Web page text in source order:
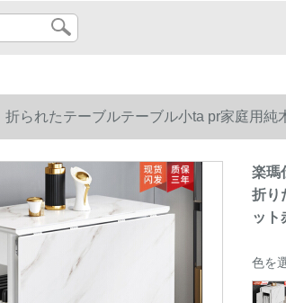
折られたテーブルテーブル小ta pr家庭用
ル単一テーブル（1.3 m電磁炉を持たない）
楽瑪
折り
ット
色を